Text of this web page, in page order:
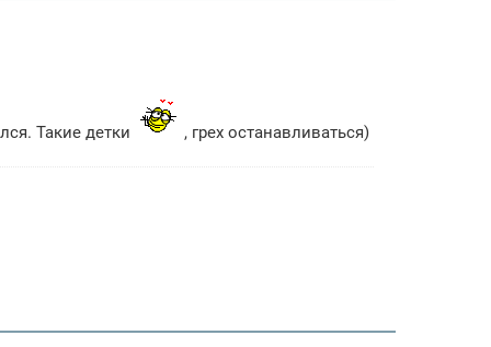
Такие детки , грех останавливаться)